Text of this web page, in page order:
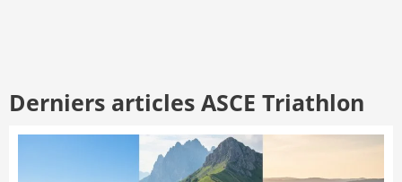
Derniers articles ASCE Triathlon